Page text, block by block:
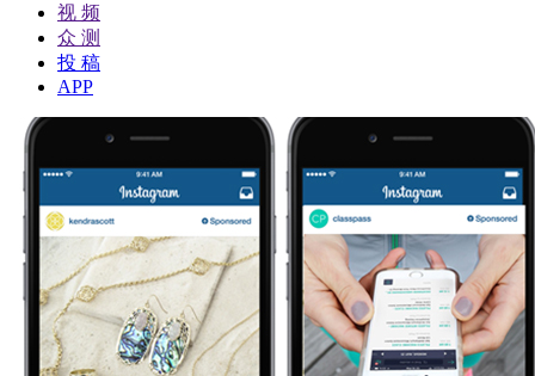
视 频
众 测
投 稿
APP